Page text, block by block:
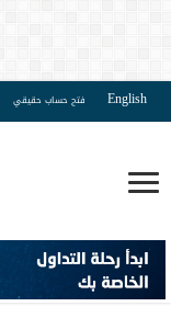
English فتح حساب حقيقي